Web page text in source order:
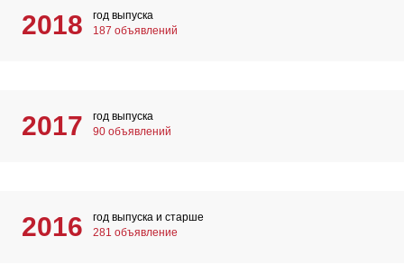
2018
год выпуска
187 объявлений
2017
год выпуска
90 объявлений
2016
год выпуска и старше
281 объявление